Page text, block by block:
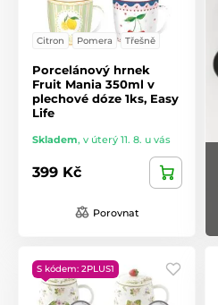
Citron Pomera Třešně
Porcelánový hrnek
Fruit Mania 350ml v
plechové dóze 1ks, Easy
Life
Skladem, v úterý 11. 8. u vás
399 Kč
Porovnat
S kódem: 2PLUS1